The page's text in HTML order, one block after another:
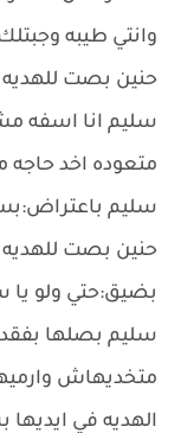
وانتي طيبه
حنين بصت
سليم انا اسفه
متعوده اخد حاجه
سليم
حنين بصت
بضيق:حتي ولو
سليم بصلها
متخديهاش
الهديه في